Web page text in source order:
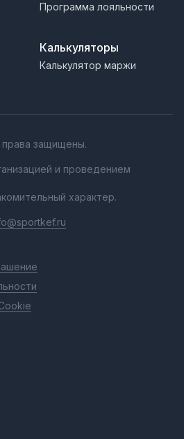
Программа лояльности
Калькуляторы
Калькулятор маржи
защищены.
и проведением
характер.